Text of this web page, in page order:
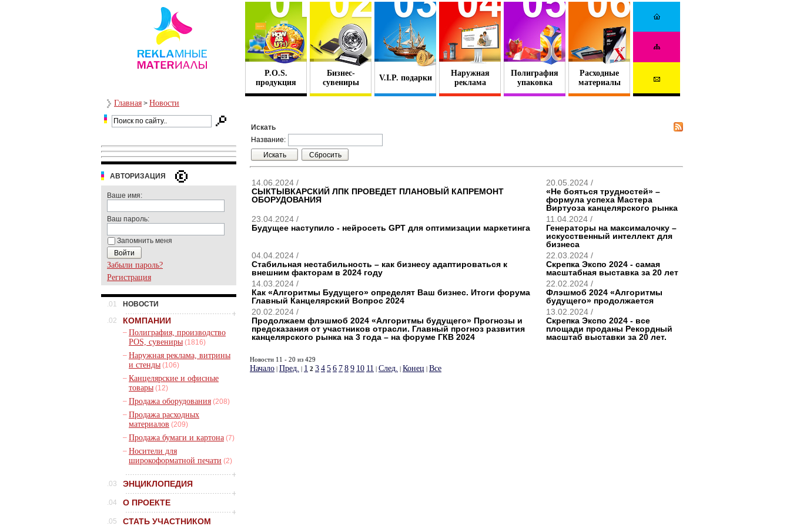
P.O.S.
продукция
Бизнес-
сувениры
V.I.P. подарки
Наружная
реклама
Полиграфия
упаковка
Расходные
материалы
Главная > Новости
АВТОРИЗАЦИЯ
Ваше имя:
Ваш пароль:
Запомнить меня
Забыли пароль?
Регистрация
.01
НОВОСТИ
.02
КОМПАНИИ
– Полиграфия, производство
POS, сувениры (1816)
– Наружная реклама, витрины
и стенды (106)
– Канцелярские и офисные
товары (12)
– Продажа оборудования (208)
– Продажа расходных
материалов (209)
– Продажа бумаги и картона (7)
– Носители для
широкоформатной печати (2)
.03 ЭНЦИКЛОПЕДИЯ
.04 О ПРОЕКТЕ
.05 СТАТЬ УЧАСТНИКОМ
Искать
Название:
14.06.2024 /
СЫКТЫВКАРСКИЙ ЛПК ПРОВЕДЕТ ПЛАНОВЫЙ КАПРЕМОНТ
ОБОРУДОВАНИЯ
20.05.2024 /
«Не бояться трудностей» –
формула успеха Мастера
Виртуоза канцелярского рынка
23.04.2024 /
Будущее наступило - нейросеть GPT для оптимизации маркетинга
11.04.2024 /
Генераторы на максималочку –
искусственный интеллект для
бизнеса
04.04.2024 /
Стабильная нестабильность – как бизнесу адаптироваться к
внешним факторам в 2024 году
22.03.2024 /
Скрепка Экспо 2024 - самая
масштабная выставка за 20 лет
14.03.2024 /
Как «Алгоритмы Будущего» определят Ваш бизнес. Итоги форума
Главный Канцелярский Вопрос 2024
22.02.2024 /
Флэшмоб 2024 «Алгоритмы
будущего» продолжается
20.02.2024 /
Продолжаем флэшмоб 2024 «Алгоритмы будущего» Прогнозы и
предсказания от участников отрасли. Главный прогноз развития
канцелярского рынка на 3 года – на форуме ГКВ 2024
13.02.2024 /
Скрепка Экспо 2024 - все
площади проданы Рекордный
масштаб выставки за 20 лет.
Новости 11 - 20 из 429
Начало | Пред. | 1 2 3 4 5 6 7 8 9 10 11 | След. | Конец | Все